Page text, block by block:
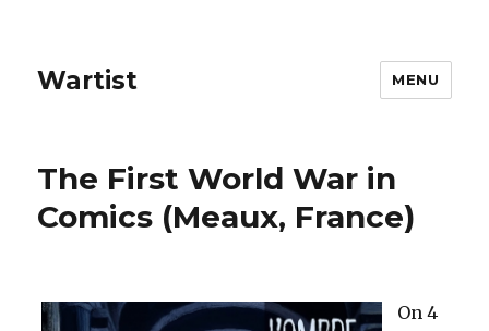
Wartist MENU
The First World War in
Comics (Meaux, France)
On 4